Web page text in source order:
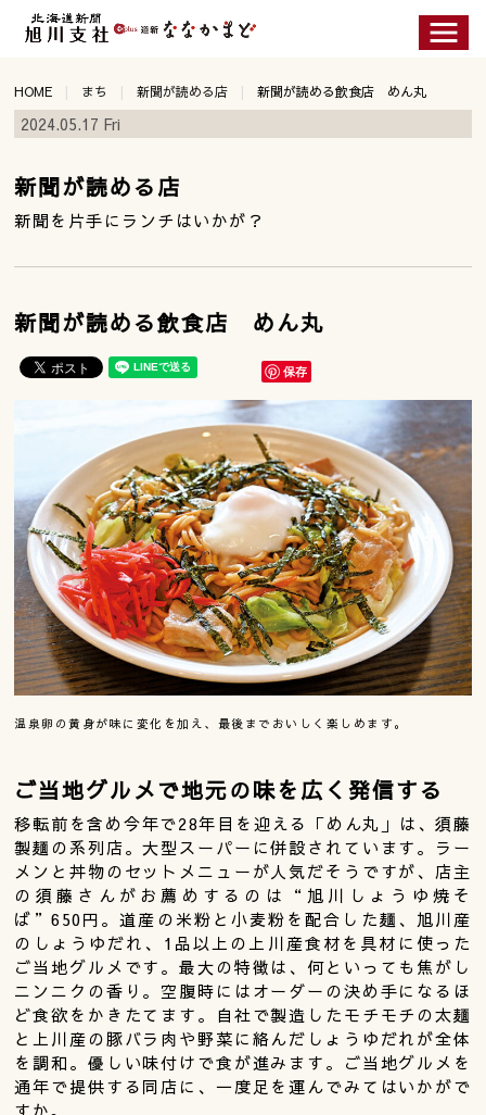
HOME まち 新聞が読める店 新聞が読める飲食店 めん丸
2024.05.17 Fri
新聞が読める店
新聞を片手にランチはいかが？
新聞が読める飲食店 めん丸
保存
温泉卵の黄身が味に変化を加え、最後までおいしく楽しめます。
ご当地グルメで地元の味を広く発信する
移転前を含め今年で28年目を迎える「めん丸」は、須藤
製麺の系列店。大型スーパーに併設されています。ラー
メンと丼物のセットメニューが人気だそうですが、店主
の須藤さんがお薦めするのは“旭川しょうゆ焼そ
ば”650円。道産の米粉と小麦粉を配合した麺、旭川産
のしょうゆだれ、1品以上の上川産食材を具材に使った
ご当地グルメです。最大の特徴は、何といっても焦がし
ニンニクの香り。空腹時にはオーダーの決め手になるほ
ど食欲をかきたてます。自社で製造したモチモチの太麺
と上川産の豚バラ肉や野菜に絡んだしょうゆだれが全体
を調和。優しい味付けで食が進みます。ご当地グルメを
通年で提供する同店に、一度足を運んでみてはいかがで
すか。